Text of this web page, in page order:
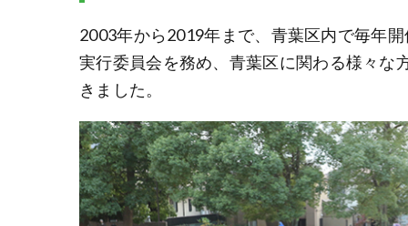
2003年から2019年まで、青葉区内で毎年
実行委員会を務め、青葉区に関わる様々な
きました。